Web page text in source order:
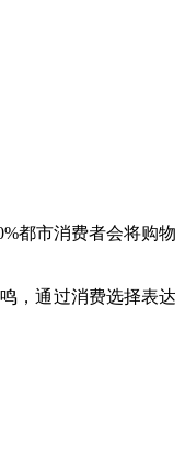
都市消费者会将购物
，通过消费选择表达